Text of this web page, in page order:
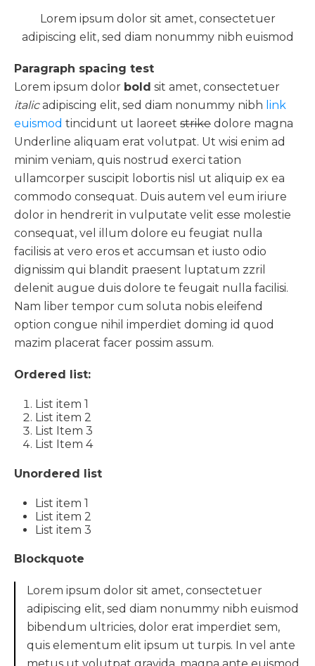
Lorem ipsum dolor sit amet, consectetuer
adipiscing elit, sed diam nonummy nibh euismod
Paragraph spacing test
Lorem ipsum dolor bold sit amet, consectetuer
italicadipiscing elit, sed diam nonummy nibh link
euismod tincidunt ut laoreet strike dolore magna
Underline aliquam erat volutpat. Ut wisi enim ad
minim veniam, quis nostrud exerci tation
ullamcorper suscipit lobortis nisl ut aliquip ex ea
commodo consequat. Duis autem vel eum iriure
dolor in hendrerit in vulputate velit esse molestie
consequat, vel illum dolore eu feugiat nulla
facilisis at vero eros et accumsan et iusto odio
dignissim qui blandit praesent luptatum zzril
delenit augue duis dolore te feugait nulla facilisi.
Nam liber tempor cum soluta nobis eleifend
option congue nihil imperdiet doming id quod
mazim placerat facer possim assum.
Ordered list:
List item 1
List item 2
List Item 3
List Item 4
Unordered list
List item 1
List item 2
List item 3
Blockquote
Lorem ipsum dolor sit amet, consectetuer
adipiscing elit, sed diam nonummy nibh euismod
bibendum ultricies, dolor erat imperdiet sem,
quis elementum elit ipsum ut turpis. In vel ante